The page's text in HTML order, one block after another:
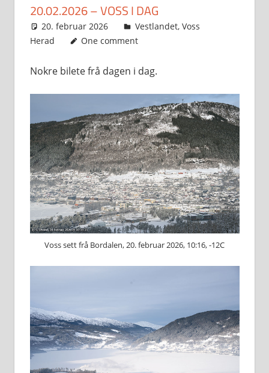
20.02.2026 – VOSS I DAG
20. februar 2026 Svein
Vestlandet, Voss
Herad
One comment
Nokre bilete frå dagen i dag.
Voss sett frå Bordalen, 20. februar 2026, 10:16, -12C